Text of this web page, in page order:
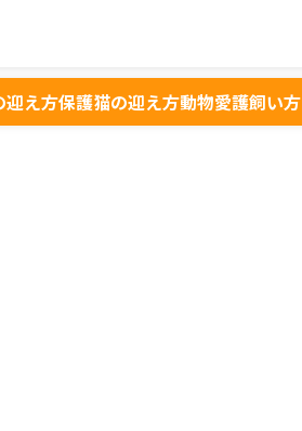
迎え方保護猫の迎え方動物愛護飼い方